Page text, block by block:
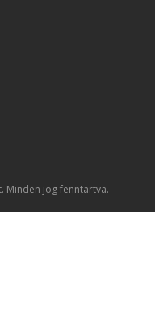
Minden jog fenntartva.